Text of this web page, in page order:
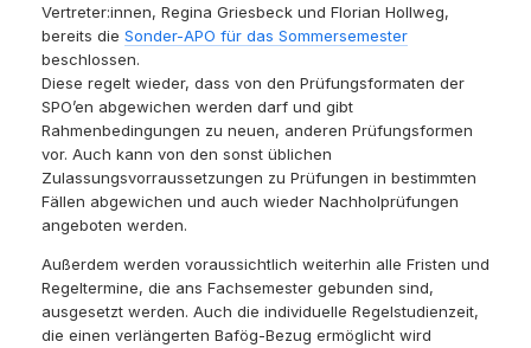
Vertreter:innen, Regina Griesbeck und Florian Hollweg,
bereits die Sonder-APO für das Sommersemester
beschlossen.
Diese regelt wieder, dass von den Prüfungsformaten der
SPO’en abgewichen werden darf und gibt
Rahmenbedingungen zu neuen, anderen Prüfungsformen
vor. Auch kann von den sonst üblichen
Zulassungsvorraussetzungen zu Prüfungen in bestimmten
Fällen abgewichen und auch wieder Nachholprüfungen
angeboten werden.
Außerdem werden voraussichtlich weiterhin alle Fristen und
Regeltermine, die ans Fachsemester gebunden sind,
ausgesetzt werden. Auch die individuelle Regelstudienzeit,
die einen verlängerten Bafög-Bezug ermöglicht wird